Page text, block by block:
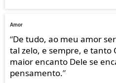
Amor
“De tudo, ao meu amor
tal zelo, e sempre, e tanto
maior encanto Dele se
pensamento.”